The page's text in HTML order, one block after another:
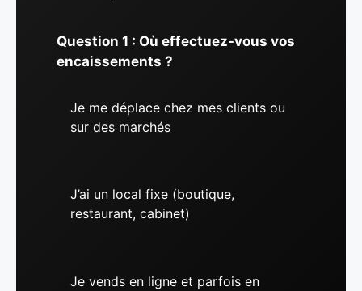
Question 1 : Où effectuez-vous vos
encaissements ?
Je me déplace chez mes clients ou
sur des marchés
J’ai un local fixe (boutique,
restaurant, cabinet)
Je vends en ligne et parfois en